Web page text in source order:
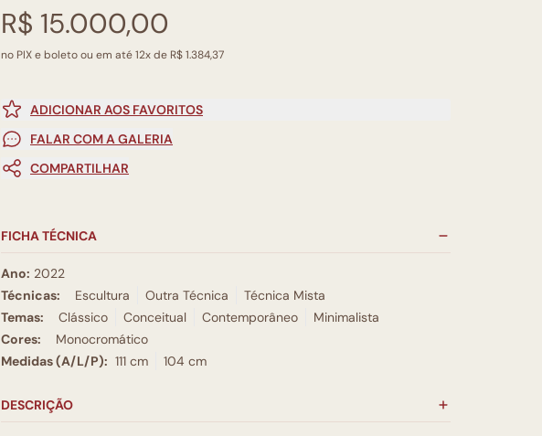
R$ 15.000,00
no PIX e boleto ou em até 12x de R$ 1.384,37
ADICIONAR AOS FAVORITOS
FALAR COM A GALERIA
COMPARTILHAR
FICHA TÉCNICA
Ano: 2022
Técnicas:
Escultura Outra Técnica
Técnica Mista
Temas:
Clássico Conceitual Contemporâneo
Minimalista
Cores:
Monocromático
Medidas (A/L/P): 111 cm 104 cm
DESCRIÇÃO